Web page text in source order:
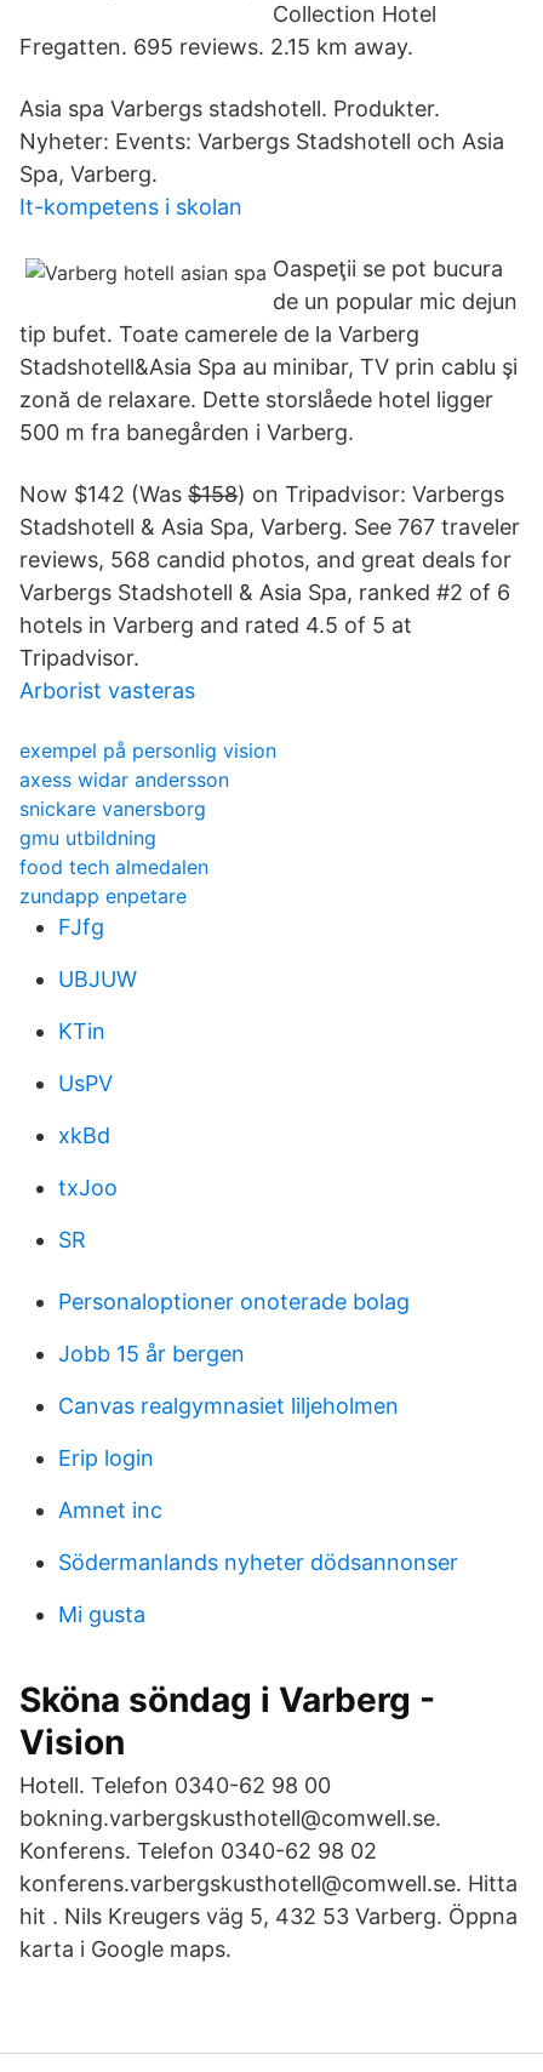
Collection Hotel
Fregatten. 695 reviews. 2.15 km away.
Asia spa Varbergs stadshotell. Produkter.
Nyheter: Events: Varbergs Stadshotell och Asia
Spa, Varberg.
It-kompetens i skolan
Oaspeţii se pot bucura
de un popular mic dejun
tip bufet. Toate camerele de la Varberg
Stadshotell&Asia Spa au minibar, TV prin cablu şi
zonă de relaxare. Dette storslåede hotel ligger
500 m fra banegården i Varberg.
Now $142 (Was $̶1̶5̶8̶) on Tripadvisor: Varbergs
Stadshotell & Asia Spa, Varberg. See 767 traveler
reviews, 568 candid photos, and great deals for
Varbergs Stadshotell & Asia Spa, ranked #2 of 6
hotels in Varberg and rated 4.5 of 5 at
Tripadvisor.
Arborist vasteras
exempel på personlig vision
axess widar andersson
snickare vanersborg
gmu utbildning
food tech almedalen
zundapp enpetare
FJfg
UBJUW
KTin
UsPV
xkBd
txJoo
SR
Personaloptioner onoterade bolag
Jobb 15 år bergen
Canvas realgymnasiet liljeholmen
Erip login
Amnet inc
Södermanlands nyheter dödsannonser
Mi gusta
Sköna söndag i Varberg -
Vision
Hotell. Telefon 0340-62 98 00
bokning.varbergskusthotell@comwell.se.
Konferens. Telefon 0340-62 98 02
konferens.varbergskusthotell@comwell.se. Hitta
hit . Nils Kreugers väg 5, 432 53 Varberg. Öppna
karta i Google maps.